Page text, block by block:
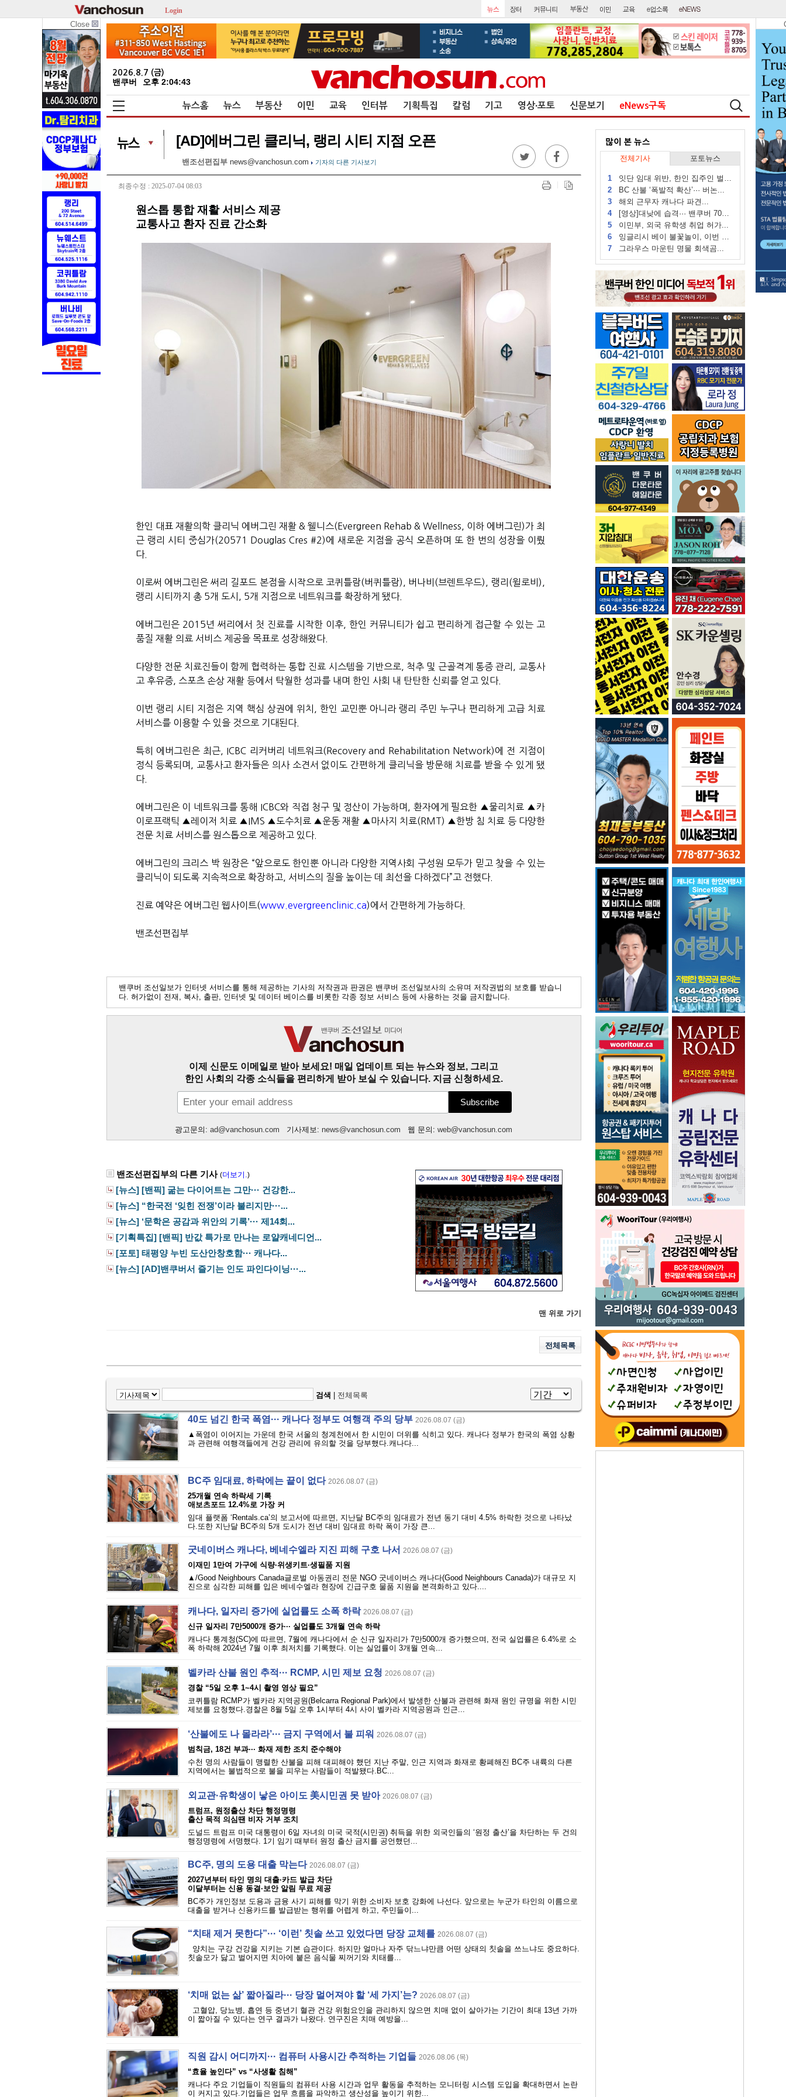
Login
Close
2026.8.7 (금)
밴쿠버 오후 2:04:45
뉴스홈 뉴스 부동산 이민 교육 인터뷰 기획특집 칼럼 기고 영상∙포토 신문보기 eNews구독
[AD]에버그린 클리닉, 랭리 시티 지점 오픈
밴조선편집부 news@vanchosun.com 기자의 다른 기사보기
최종수정 : 2025-07-04 08:03
원스톱 통합 재활 서비스 제공
교통사고 환자 진료 간소화
한인 대표 재활의학 클리닉 에버그린 재활& 웰니스(Evergreen Rehab & Wellness, 이하 에버그린)가 최
근 랭리 시티 중심가(20571 Douglas Cres #2)에 새로운 지점을 공식 오픈하며 또 한 번의 성장을 이뤘
다.
이로써 에버그린은 써리 길포드 본점을 시작으로 코퀴틀람(버퀴틀람), 버나비 ( 브렌트우드), 랭리 (윌로비 ),
랭리 시티까지 총5개 도시 , 5개 지점으로 네트워크를 확장하게 됐다.
에버그린은2015년 써리에서 첫 진료를 시작한 이후, 한인 커뮤니티가 쉽고 편리하게 접근할 수 있는 고
품질 재활 의료 서비스 제공을 목표로 성장해왔다.
다양한 전문 치료진들이 함께 협력하는 통합 진료 시스템을 기반으로 척추 및 근골격계 통증 관리
교통사
고 후유증, 스포츠 손상 재활 등에서 탁월한 성과를 내며 한인 사회 내 탄탄한 신뢰를 얻고 있다.
이번 랭리 시티 지점은 지역 핵심 상권에 위치
한인 교민뿐 아니라 랭리 주민 누구나 편리하게 고급 치료
서비스를 이용할 수 있을 것으로 기대된다.
특히 에버그린은 최근 , ICBC 리커버리 네트워크(Recovery and Rehabilitation Network)에 전 지점이
정식 등록되며
교통사고 환자들은 의사 소견서 없이도 간편하게 클리닉을 방문해 치료를 받을 수 있게 됐
다.
에버그린은 이 네트워크를 통해 ICBC와 직접 청구 및 정산이 가능하며 환자에게 필요한 ▲물리치료 ▲ 카
이로프랙틱 ▲레이저 치료 ▲IMS ▲ 도수치료 ▲운동 재활 ▲마사지 치료(RMT) ▲한방 침 치료 등 다양한
전문 치료 서비스를 원스톱으로 제공하고 있다.
에버그린의 크리스 박 원장은 “앞으로도 한인뿐 아니라 다양한 지역사회 구성원 모두가 믿고 찾을 수 있는
클리닉이 되도록 지속적으로 확장하고
서비스의 질을 높이는 데 최선을 다하겠다” 고 전했다.
진료 예약은 에버그린 웹사이트(www.evergreenclinic.ca)에서 간편하게 가능하다.
밴조선편집부
밴쿠버 조선일보가 인터넷 서비스를 통해 제공하는 기사의 저작권과 판권은 밴쿠버 조선일보사의 소유며 저작권법의 보호를 받습니
다. 허가없이 전재, 복사, 출판, 인터넷 및 데이터 베이스를 비롯한 각종 정보 서비스 등에 사용하는 것을 금지합니다.
이제 신문도 이메일로 받아 보세요! 매일 업데이트 되는 뉴스와 정보, 그리고
한인 사회의 각종 소식들을 편리하게 받아 보실 수 있습니다. 지금 신청하세요.
광고문의: ad@vanchosun.com 기사제보: news@vanchosun.com 웹 문의: web@vanchosun.com
밴조선편집부의 다른 기사 (더보기.)
[뉴스] [밴픽] 굶는 다이어트는 그만··· 건강한...
[뉴스] “한국전 ‘잊힌 전쟁’이라 불리지만···...
[뉴스] ‘문학은 공감과 위안의 기록’··· 제14회...
[기획특집] [밴픽] 반값 특가로 만나는 로얄캐네디언...
[포토] 태평양 누빈 도산안창호함··· 캐나다...
[뉴스] [AD]밴쿠버서 즐기는 인도 파인다이닝···...
맨 위로 가기
전체목록
검색 전체목록
40도 넘긴 한국 폭염··· 캐나다 정부도 여행객 주의 당부 2026.08.07 (금)
▲폭염이 이어지는 가운데 한국 서울의 청계천에서 한 시민이 더위를 식히고 있다. 캐나다 정부가 한국의 폭염 상황
과 관련해 여행객들에게 건강 관리에 유의할 것을 당부했다.캐나다...
BC주 임대료, 하락에는 끝이 없다 2026.08.07 (금)
25개월 연속 하락세 기록
애보츠포드 12.4%로 가장 커
임대 플랫폼 ‘Rentals.ca’의 보고서에 따르면, 지난달 BC주의 임대료가 전년 동기 대비 4.5% 하락한 것으로 나타났
다.또한 지난달 BC주의 5개 도시가 전년 대비 임대료 하락 폭이 가장 큰...
굿네이버스 캐나다, 베네수엘라 지진 피해 구호 나서 2026.08.07 (금)
이재민 1만여 가구에 식량·위생키트·생필품 지원
▲/Good Neighbours Canada글로벌 아동권리 전문 NGO 굿네이버스 캐나다(Good Neighbours Canada)가 대규모 지
진으로 심각한 피해를 입은 베네수엘라 현장에 긴급구호 물품 지원을 본격화하고 있다....
캐나다, 일자리 증가에 실업률도 소폭 하락 2026.08.07 (금)
신규 일자리 7만5000개 증가··· 실업률도 3개월 연속 하락
캐나다 통계청(SC)에 따르면, 7월에 캐나다에서 순 신규 일자리가 7만5000개 증가했으며, 전국 실업률은 6.4%로 소
폭 하락해 2024년 7월 이후 최저치를 기록했다. 이는 실업률이 3개월 연속...
벨카라 산불 원인 추적··· RCMP, 시민 제보 요청 2026.08.07 (금)
경찰 “5일 오후 1~4시 촬영 영상 필요”
코퀴틀람 RCMP가 벨카라 지역공원(Belcarra Regional Park)에서 발생한 산불과 관련해 화재 원인 규명을 위한 시민
제보를 요청했다.경찰은 8월 5일 오후 1시부터 4시 사이 벨카라 지역공원과 인근...
‘산불에도 나 몰라라’··· 금지 구역에서 불 피워 2026.08.07 (금)
범칙금, 18건 부과··· 화재 제한 조치 준수해야
수천 명의 사람들이 맹렬한 산불을 피해 대피해야 했던 지난 주말, 인근 지역과 화재로 황폐해진 BC주 내륙의 다른
지역에서는 불법적으로 불을 피우는 사람들이 적발됐다.BC...
외교관·유학생이 낳은 아이도 美시민권 못 받아 2026.08.07 (금)
트럼프, 원정출산 차단 행정명령
출산 목적 의심땐 비자 거부 조치
도널드 트럼프 미국 대통령이 6일 자녀의 미국 국적(시민권) 취득을 위한 외국인들의 ‘원정 출산’을 차단하는 두 건의
행정명령에 서명했다. 1기 임기 때부터 원정 출산 금지를 공언했던...
BC주, 명의 도용 대출 막는다 2026.08.07 (금)
2027년부터 타인 명의 대출·카드 발급 차단
이달부터는 신용 동결·보안 알림 무료 제공
BC주가 개인정보 도용과 금융 사기 피해를 막기 위한 소비자 보호 강화에 나선다. 앞으로는 누군가 타인의 이름으로
대출을 받거나 신용카드를 발급받는 행위를 어렵게 하고, 주민들이...
“치태 제거 못한다”··· ‘이런’ 칫솔 쓰고 있었다면 당장 교체를 2026.08.07 (금)
양치는 구강 건강을 지키는 기본 습관이다. 하지만 얼마나 자주 닦느냐만큼 어떤 상태의 칫솔을 쓰느냐도 중요하다.
칫솔모가 닳고 벌어지면 치아에 붙은 음식물 찌꺼기와 치태를...
‘치매 없는 삶’ 짧아질라··· 당장 멀어져야 할 ‘세 가지’는? 2026.08.07 (금)
고혈압, 당뇨병, 흡연 등 중년기 혈관 건강 위험요인을 관리하지 않으면 치매 없이 살아가는 기간이 최대 13년 가까
이 짧아질 수 있다는 연구 결과가 나왔다. 연구진은 치매 예방을...
직원 감시 어디까지··· 컴퓨터 사용시간 추적하는 기업들 2026.08.06 (목)
“효율 높인다” vs “사생활 침해”
캐나다 주요 기업들이 직원들의 컴퓨터 사용 시간과 업무 활동을 추적하는 모니터링 시스템 도입을 확대하면서 논란
이 커지고 있다.기업들은 업무 흐름을 파악하고 생산성을 높이기 위한...
전체기사 포토뉴스
1잇단 임대 위반, 한인 집주인 벌금...
2BC 산불 ‘폭발적 확산’··· 버논...
3해외 근무자 캐나다 파견...
4[영상]대낮에 습격··· 밴쿠버 70대...
5이민부, 외국 유학생 취업 허가...
6잉글리시 베이 불꽃놀이, 이번 주...
7그라우스 마운틴 명물 회색곰...